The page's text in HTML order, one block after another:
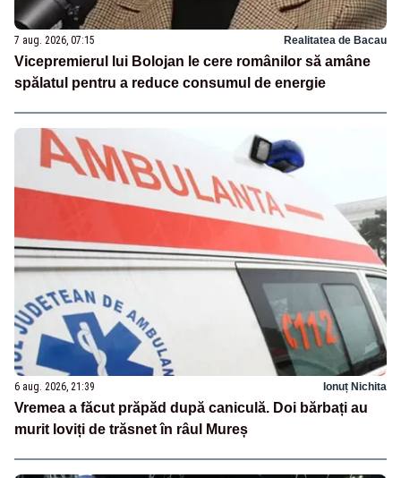
7 aug. 2026, 07:15 Realitatea de Bacau
Vicepremierul lui Bolojan le cere românilor să amâne
spălatul pentru a reduce consumul de energie
6 aug. 2026, 21:39 Ionuț Nichita
Vremea a făcut prăpăd după caniculă. Doi bărbați au
murit loviți de trăsnet în râul Mureș